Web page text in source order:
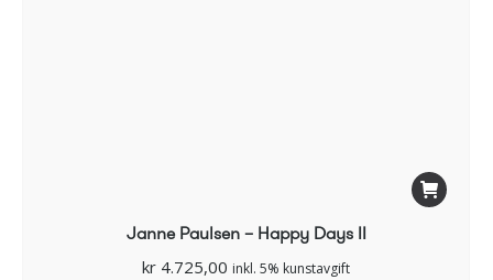
Janne Paulsen – Happy Days II
kr 4.725,00 inkl. 5% kunstavgift